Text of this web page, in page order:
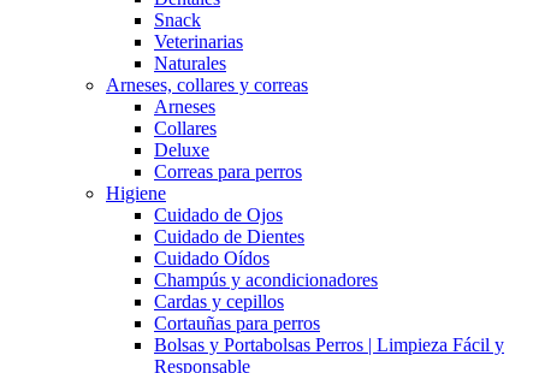
Snack
Veterinarias
Naturales
Arneses, collares y correas
Arneses
Collares
Deluxe
Correas para perros
Higiene
Cuidado de Ojos
Cuidado de Dientes
Cuidado Oídos
Champús y acondicionadores
Cardas y cepillos
Cortauñas para perros
Bolsas y Portabolsas Perros | Limpieza Fácil y
Responsable